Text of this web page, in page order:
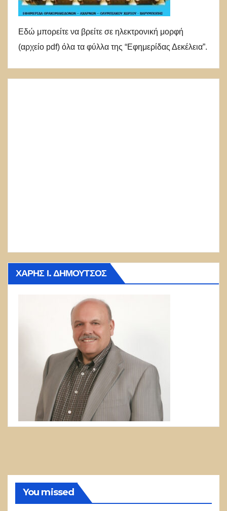
Εδώ μπορείτε να βρείτε σε ηλεκτρονική μορφή
(αρχείο pdf) όλα τα φύλλα της “Εφημερίδας Δεκέλεια”.
ΧΆΡΗΣ Ι. ΔΗΜΟΎΤΣΟΣ
You missed